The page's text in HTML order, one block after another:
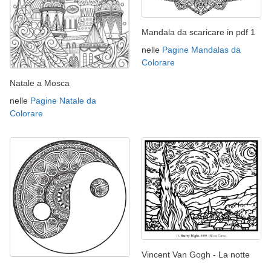
Natale a Mosca
nelle Pagine Natale da
Colorare
Mandala da scaricare in pdf 1
nelle Pagine Mandalas da
Colorare
Vincent Van Gogh - La notte